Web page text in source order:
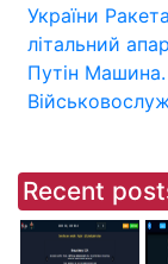
України
літальний
Путін Машина.
Recent